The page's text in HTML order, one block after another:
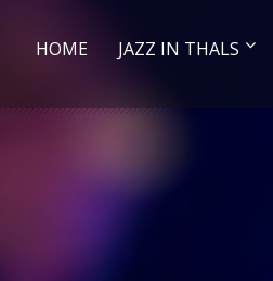
HOME JAZZ IN THALS